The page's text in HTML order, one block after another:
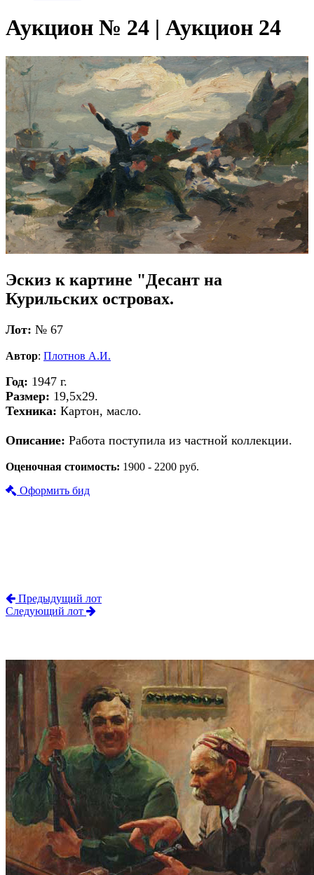
Аукцион № 24 | Аукцион 24
Эскиз к картине "Десант на
Курильских островах.
Лот: № 67
Автор: Плотнов А.И.
Год: 1947 г.
Размер: 19,5х29.
Техника: Картон, масло.
Описание: Работа поступила из частной коллекции.
Оценочная стоимость: 1900 - 2200 руб.
Оформить бид
Предыдущий лот
Следующий лот